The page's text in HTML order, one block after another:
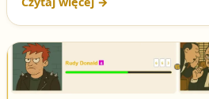
właśnie jedno z pytań, które może
egzaminie na patent strzelecki.
dowiedz się, dlaczego ta broń
pozytywnym znaczeniu!